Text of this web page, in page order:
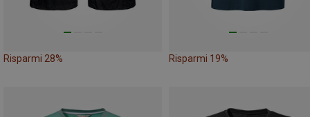
Risparmi 28% Risparmi 19%